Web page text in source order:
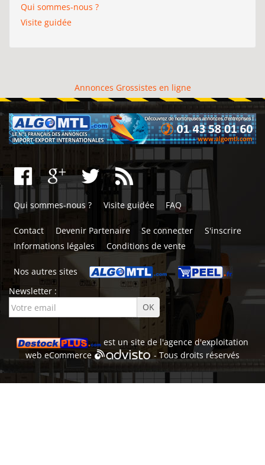
Qui sommes-nous ?
Visite guidée
Annonces Grossistes en ligne
Qui sommes-nous ? Visite guidée FAQ
Contact Devenir Partenaire Se connecter
S'inscrire
Informations légales
Conditions de vente
Nos autres sites
Newsletter :
est un site de l'agence d'exploitation
webeCommerce - Tous droits réservés